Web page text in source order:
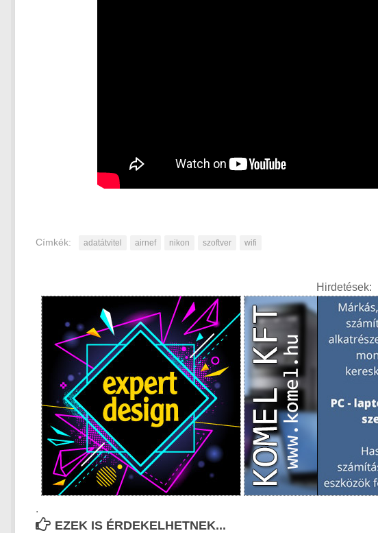
Címkék: adatátvitel airnef nikon szoftver wifi
Hirdetések:
.
EZEK IS ÉRDEKELHETNEK...